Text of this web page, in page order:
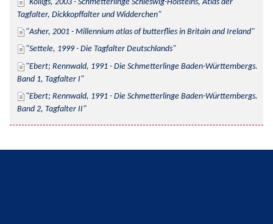
Kolligs, 2003 - Schmetterlinge Schleswig-Holsteins, Atlas der
Tagfalter, Dickkopffalter und Widderchen
Asher, 2001 - Millennium atlas of butterflies in Britain and Ireland
Settele, 1999 - Die Tagfalter Deutschlands
Ebert; Rennwald, 1991 - Die Schmetterlinge Baden-Württembergs.
Band 1, Tagfalter I
Ebert; Rennwald, 1991 - Die Schmetterlinge Baden-Württembergs.
Band 2, Tagfalter II